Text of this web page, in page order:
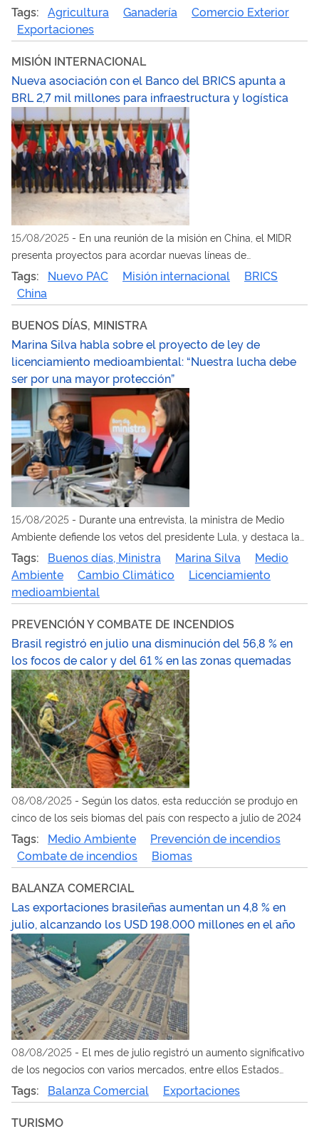
alcanza los 403 nuevos mercados durante la actual gestión
Tags: Agricultura Ganadería
Comercio Exterior
Exportaciones
MISIÓN INTERNACIONAL
Nueva asociación con el Banco del BRICS apunta a
BRL 2,7 mil millones para infraestructura y logística
15/08/2025 - En una reunión de la misión en China, el MIDR
presenta proyectos para acordar nuevas líneas de
financiamiento
Tags: Nuevo PAC Misión internacional
BRICS
China
BUENOS DÍAS, MINISTRA
Marina Silva habla sobre el proyecto de ley de
licenciamiento medioambiental: “Nuestra lucha debe
ser por una mayor protección”
15/08/2025 - Durante una entrevista, la ministra de Medio
Ambiente defiende los vetos del presidente Lula, y destaca la
protección de los ecosistemas y los derechos de las
comunidades tradicionales
Tags: Buenos días, Ministra Marina Silva
Medio
Ambiente
Cambio Climático
Licenciamiento
medioambiental
PREVENCIÓN Y COMBATE DE INCENDIOS
Brasil registró en julio una disminución del 56,8 % en
los focos de calor y del 61 % en las zonas quemadas
08/08/2025 - Según los datos, esta reducción se produjo en
cinco de los seis biomas del país con respecto a julio de 2024
Tags: Medio Ambiente
Prevención de incendios
Combate de incendios
Biomas
BALANZA COMERCIAL
Las exportaciones brasileñas aumentan un 4,8 % en
julio, alcanzando los USD 198.000 millones en el año
08/08/2025 - El mes de julio registró un aumento significativo
de los negocios con varios mercados, entre ellos Estados
Unidos, México, Argentina, Unión Europea y Japón
Tags: Balanza Comercial Exportaciones
TURISMO